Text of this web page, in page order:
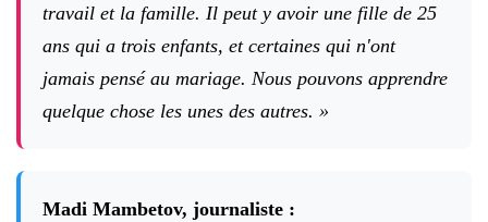
travail et la famille. Il peut y avoir une fille de 25
ans qui a trois enfants, et certaines qui n'ont
jamais pensé au mariage. Nous pouvons apprendre
quelque chose les unes des autres. »
Madi Mambetov, journaliste :